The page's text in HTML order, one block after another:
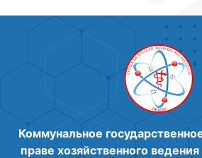
Коммунальное
праве хозяйственного